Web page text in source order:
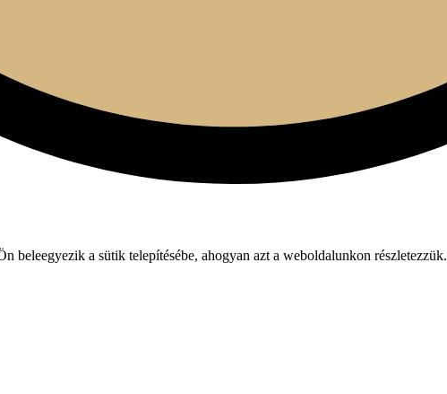
beleegyezik a sütik telepítésébe, ahogyan azt a weboldalunkon részletezzük.